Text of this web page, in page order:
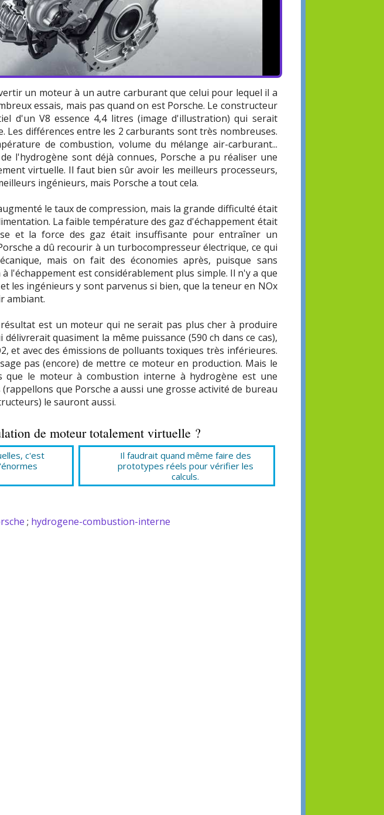
un moteur à un autre carburant que celui pour lequel il a
essais, mais pas quand on est Porsche. Le constructeur
d'un V8 essence 4,4 litres (image d'illustration) qui serait
Les différences entre les 2 carburants sont très nombreuses.
de combustion, volume du mélange air-carburant...
l'hydrogène sont déjà connues, Porsche a pu réaliser une
virtuelle. Il faut bien sûr avoir les meilleurs processeurs,
ingénieurs, mais Porsche a tout cela.
le taux de compression, mais la grande difficulté était
La faible température des gaz d'échappement était
et la force des gaz était insuffisante pour entraîner un
a dû recourir à un turbocompresseur électrique, ce qui
mais on fait des économies après, puisque sans
l'échappement est considérablement plus simple. Il n'y a que
les ingénieurs y sont parvenus si bien, que la teneur en NOx
ambiant.
est un moteur qui ne serait pas plus cher à produire
quasiment la même puissance (590 ch dans ce cas),
et avec des émissions de polluants toxiques très inférieures.
pas (encore) de mettre ce moteur en production. Mais le
que le moteur à combustion interne à hydrogène est une
que Porsche a aussi une grosse activité de bureau
le sauront aussi.
de moteur totalement virtuelle ?
c'est
Il faudrait quand même faire des
prototypes réels pour vérifier les
calculs.
; hydrogene-combustion-interne